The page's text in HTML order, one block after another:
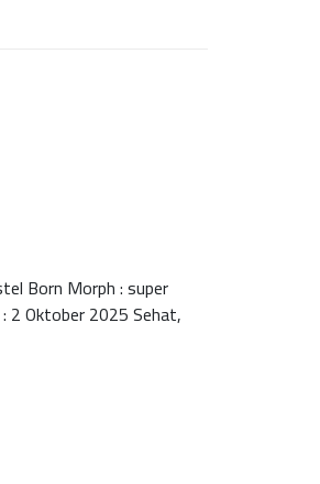
Born Morph : super
2 Oktober 2025 Sehat,